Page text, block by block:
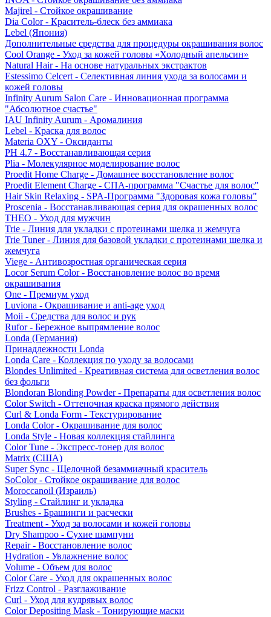
Majirel - Стойкое окрашивание
Dia Color - Краситель-блеск без аммиака
Lebel (Япония)
Дополнительные средства для процедуры окрашивания волос
Cool Orange - Уход за кожей головы «Холодный апельсин»
Natural Hair - На основе натуральных экстрактов
Estessimo Celcert - Селективная линия ухода за волосами и
кожей головы
Infinity Aurum Salon Care - Инновационная программа
"Абсолютное счастье"
IAU Infinity Aurum - Аромалиния
Lebel - Краска для волос
Materia OXY - Оксиданты
PH 4.7 - Восстанавливающая серия
Plia - Молекулярное моделирование волос
Proedit Home Charge - Домашнее восстановление волос
Proedit Element Charge - СПА-программа "Счастье для волос"
Hair Skin Relaxing - SPA-Программа "Здоровая кожа головы"
Proscenia - Восстанавливающая серия для окрашенных волос
THEO - Уход для мужчин
Trie - Линия для укладки с протеинами шелка и жемчуга
Trie Tuner - Линия для базовой укладки с протеинами шелка и
жемчуга
Viege - Антивозростная органическая серия
Locor Serum Color - Восстановление волос во время
окрашивания
One - Премиум уход
Luviona - Окрашивание и anti-age уход
Moii - Средства для волос и рук
Rufor - Бережное выпрямление волос
Londa (Германия)
Принадлежности Londa
Londa Care - Коллекция по уходу за волосами
Blondes Unlimited - Креативная система для осветления волос
без фольги
Blondoran Blonding Powder - Препараты для осветления волос
Color Switch - Оттеночная краска прямого действия
Curl & Londa Form - Текстурирование
Londa Color - Окрашивание для волос
Londa Style - Новая коллекция стайлинга
Color Tune - Экспресс-тонер для волос
Matrix (США)
Super Sync - Щелочной безаммиачный краситель
SoColor - Стойкое окрашивание для волос
Moroccanoil (Израиль)
Styling - Стайлинг и укладка
Brushes - Брашинги и расчески
Treatment - Уход за волосами и кожей головы
Dry Shampoo - Сухие шампуни
Repair - Восстановление волос
Hydration - Увлажнение волос
Volume - Объем для волос
Color Care - Уход для окрашенных волос
Frizz Control - Разглаживание
Curl - Уход для кудрявых волос
Color Depositing Mask - Тонирующие маски